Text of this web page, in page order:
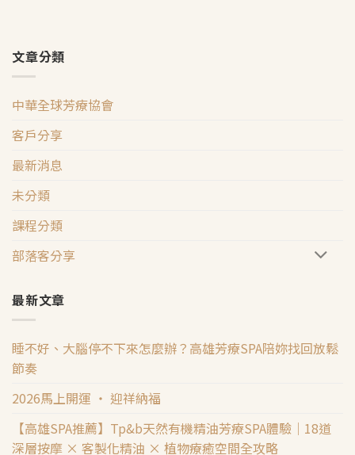
文章分類
中華全球芳療協會
客戶分享
最新消息
未分類
課程分類
部落客分享
最新文章
睡不好、大腦停不下來怎麼辦？高雄芳療SPA陪妳找回放鬆
節奏
2026馬上開運 ‧ 迎祥納福
【高雄SPA推薦】Tp&b天然有機精油芳療SPA體驗｜18道
深層按摩 × 客製化精油 × 植物療癒空間全攻略